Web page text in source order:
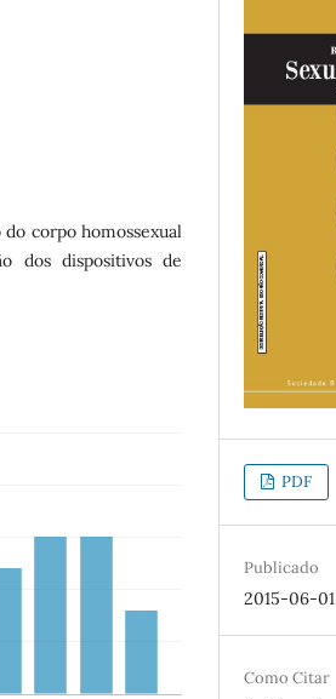
do corpo homossexual
dos dispositivos de
PDF
Publicado
2015-06-01
Como Citar